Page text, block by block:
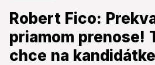
Robert Fico:
priamom prenose!
chce na
Robert Fico:
priamom prenose!
chce na kandidátke